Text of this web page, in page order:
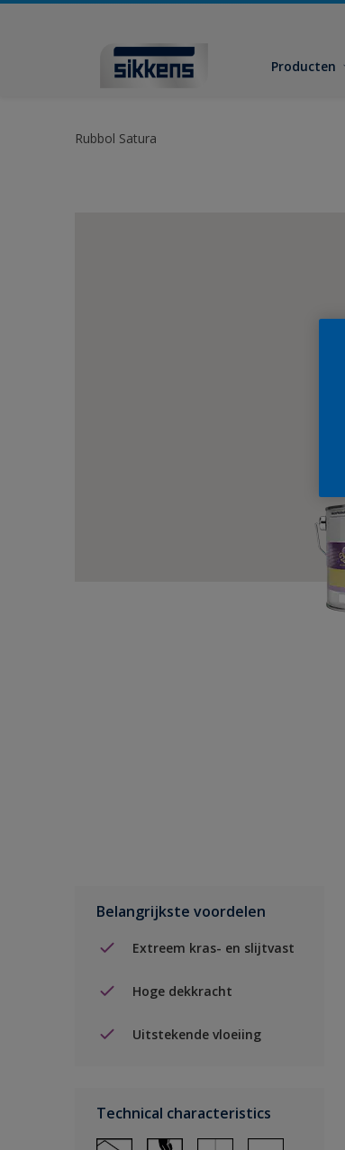
Producten
Rubbol Satura
Belangrijkste voordelen
Extreem kras- en slijtvast
Hoge dekkracht
Uitstekende vloeiing
Technical characteristics